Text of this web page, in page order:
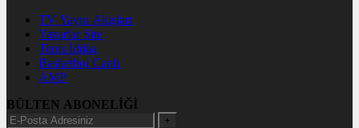
TV Yayın Akışları
Yazarlar Site
Tenis İddaa
Basketbol Canlı
AMP
BÜLTEN ABONELİĞİ
+